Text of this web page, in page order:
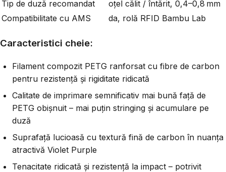
Tip de duză recomandat
oțel călit / întărit, 0,4–0,8 mm
Compatibilitate cu AMS
da, rolă RFID Bambu Lab
Caracteristici cheie:
Filament compozit PETG ranforsat cu fibre de carbon
pentru rezistență și rigiditate ridicată
Calitate de imprimare semnificativ mai bună față de
PETG obișnuit – mai puțin stringing și acumulare pe
duză
Suprafață lucioasă cu textură fină de carbon în nuanța
atractivă Violet Purple
Tenacitate ridicată și rezistență la impact – potrivit